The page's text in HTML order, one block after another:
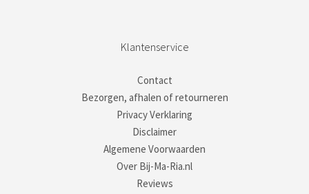
Klantenservice
Contact
Bezorgen, afhalen of retourneren
Privacy Verklaring
Disclaimer
Algemene Voorwaarden
Over Bij-Ma-Ria.nl
Reviews